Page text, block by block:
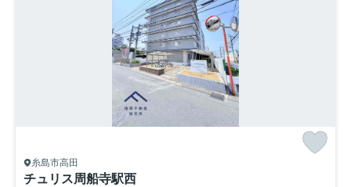
糸島市高田
チュリス周船寺駅西